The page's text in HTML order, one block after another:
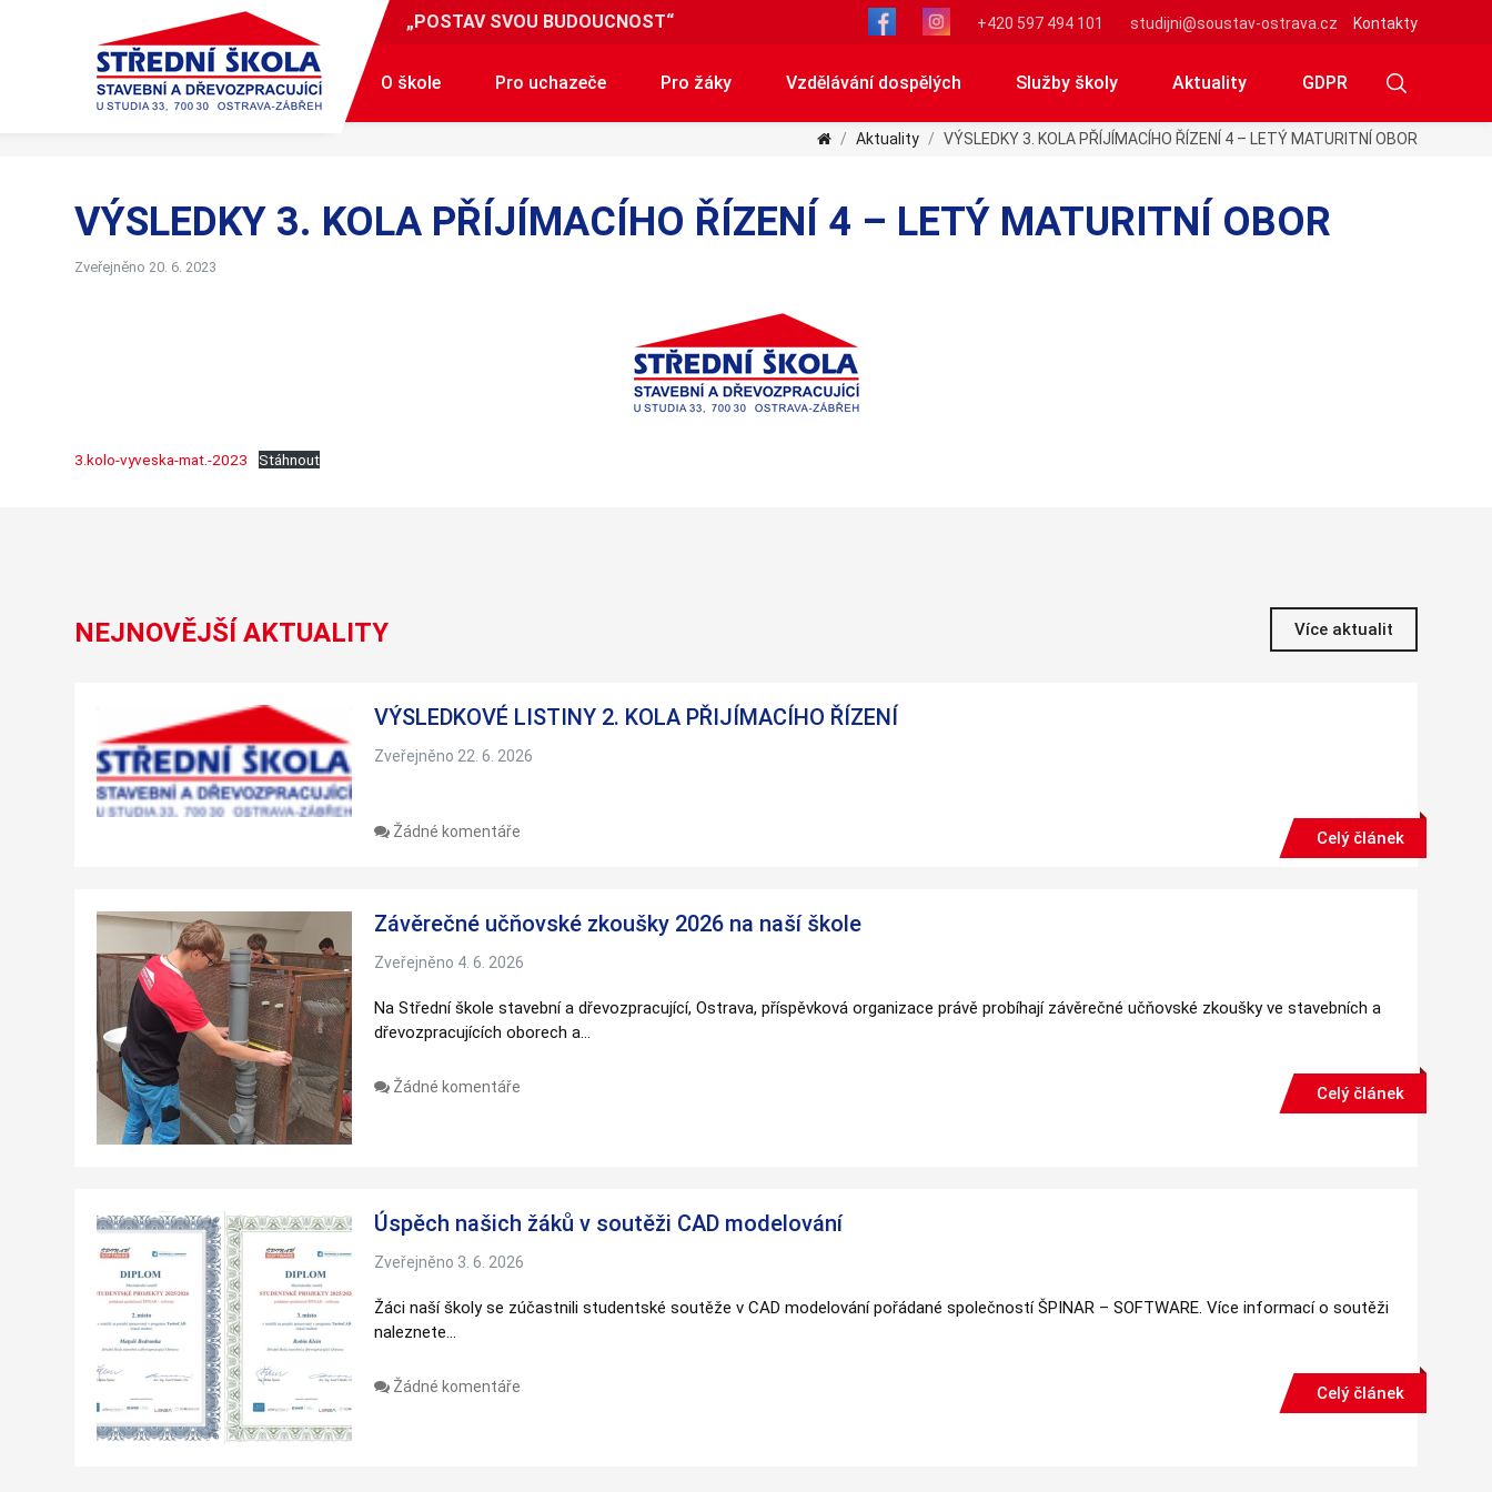
„POSTAV SVOU BUDOUCNOST“ +420 597 494 101 studijni@soustav-ostrava.cz Kontakty
O škole Pro uchazeče Pro žáky Vzdělávání dospělých Služby školy Aktuality GDPR
Aktuality VÝSLEDKY 3. KOLA PŘÍJÍMACÍHO ŘÍZENÍ 4 – LETÝ MATURITNÍ OBOR
VÝSLEDKY 3. KOLA PŘÍJÍMACÍHO ŘÍZENÍ 4 – LETÝ MATURITNÍ OBOR
Zveřejněno 20. 6. 2023
3.kolo-vyveska-mat.-2023 Stáhnout
NEJNOVĚJŠÍ AKTUALITY Více aktualit
VÝSLEDKOVÉ LISTINY 2. KOLA PŘIJÍMACÍHO ŘÍZENÍ
Zveřejněno 22. 6. 2026
Žádné komentáře Celý článek
Závěrečné učňovské zkoušky 2026 na naší škole
Zveřejněno 4. 6. 2026
Na Střední škole stavební a dřevozpracující, Ostrava, příspěvková organizace právě probíhají závěrečné učňovské zkoušky ve stavebních a
dřevozpracujících oborech a…
Žádné komentáře Celý článek
Úspěch našich žáků v soutěži CAD modelování
Zveřejněno 3. 6. 2026
Žáci naší školy se zúčastnili studentské soutěže v CAD modelování pořádané společností ŠPINAR – SOFTWARE. Více informací o soutěži
naleznete…
Žádné komentáře Celý článek
Jsou
nezbytné
mohli
webových
Uživatelská
zkušenost
stránky
fungovaly